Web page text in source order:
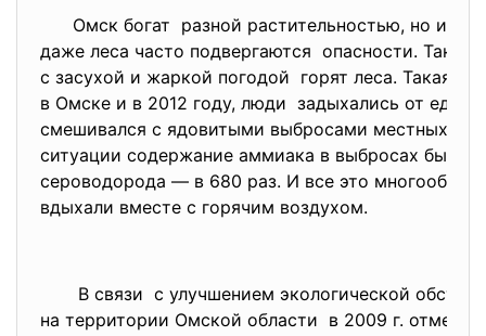
Омск богат разной растительностью, но и
даже леса часто подвергаются опасности. Так,
с засухой и жаркой погодой горят леса. Такая
в Омске и в 2012 году, люди задыхались от
смешивался с ядовитыми выбросами местных
ситуации содержание аммиака в выбросах было
сероводорода — в 680 раз. И все это
вдыхали вместе с горячим воздухом.
В связи с улучшением экологической
на территории Омской области в 2009 г.